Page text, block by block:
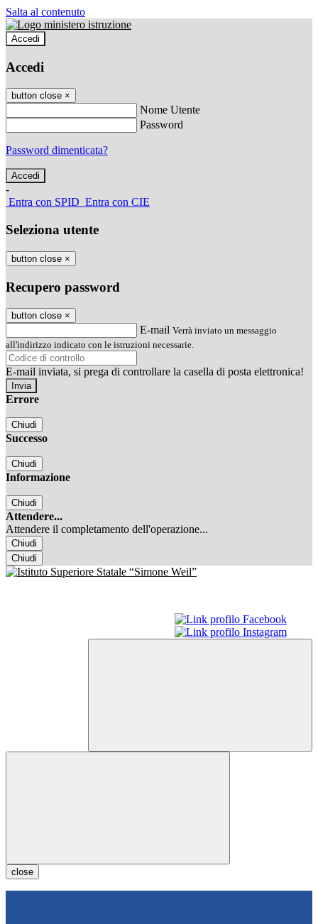
Salta al contenuto
Accedi
Accedi
button close ×
Nome Utente
Password
Password dimenticata?
-
Entra con SPID Entra con CIE
Seleziona utente
button close ×
Recupero password
button close ×
E-mail Verrà inviato un messaggio
all'indirizzo indicato con le istruzioni necessarie.
E-mail inviata, si prega di controllare la casella di posta elettronica!
Errore
Chiudi
Successo
Chiudi
Informazione
Chiudi
Attendere...
Attendere il completamento dell'operazione...
Chiudi
Chiudi
close